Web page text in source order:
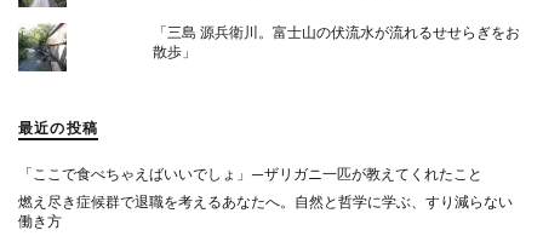
「三島 源兵衛川。富士山の伏流水が流れるせせらぎをお
散歩」
最近の投稿
「ここで食べちゃえばいいでしょ」—ザリガニ一匹が教えてくれたこと
燃え尽き症候群で退職を考えるあなたへ。自然と哲学に学ぶ、すり減らない
働き方